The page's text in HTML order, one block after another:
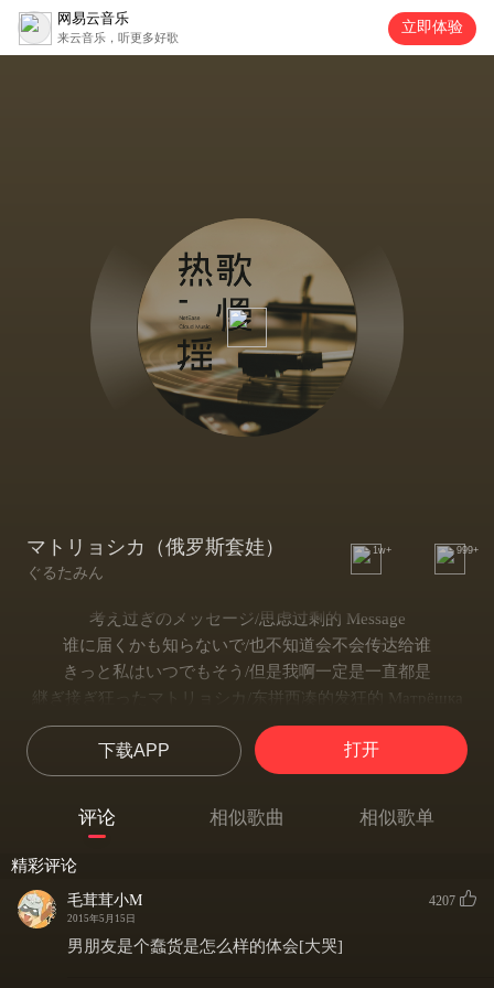
网易云音乐
来云音乐，听更多好歌
立即体验
マトリョシカ（俄罗斯套娃）
ぐるたみん
1w+ 999+
考え过ぎのメッセージ/思虑过剩的 Message
谁に届くかも知らないで/也不知道会不会传达给谁
きっと私はいつでもそう/但是我啊一定是一直都是
継ぎ接ぎ狂ったマトリョシカ/东拼西凑的发狂的 Матрёшка
头痛が歌うパッケージ/头痛歌唱著的 Package
いつまで経っても针は四时/不论过多久时针都指在四点
谁も教えてくれないで/请你不要告诉其他人喔
ああ、割れそうだ/啊啊，像要碎了般
あのね、もっといっぱい舞って顶戴/我说啊，来跳更多更多的舞给
下载APP 打开
评论 相似歌曲 相似歌单
精彩评论
毛茸茸小M
2015年5月15日
4207
男朋友是个蠢货是怎么样的体会[大哭]